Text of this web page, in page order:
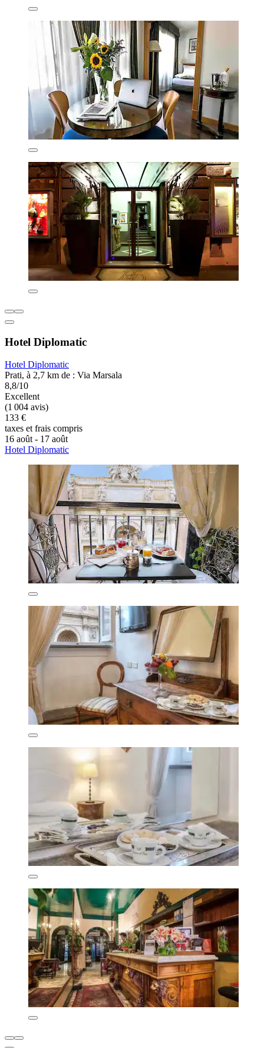
Hotel Diplomatic
Hotel Diplomatic
Prati, à 2,7 km de : Via Marsala
8,8/10
Excellent
(1 004 avis)
133 €
taxes et frais compris
16 août - 17 août
Hotel Diplomatic